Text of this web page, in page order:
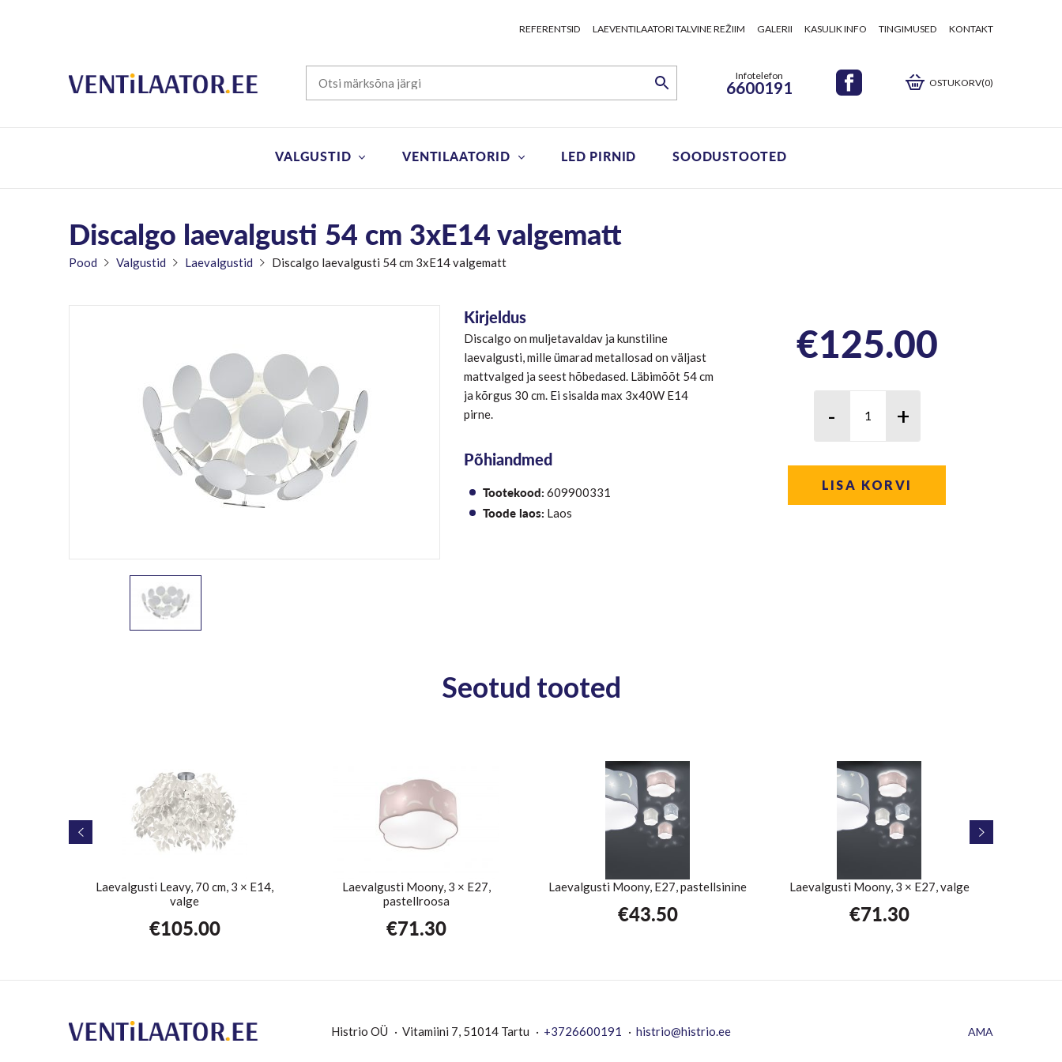
REFERENTSID LAEVENTILAATORI TALVINE REŽIIM GALERII KASULIK INFO TINGIMUSED KONTAKT
Infotelefon
6600191 OSTUKORV(0)
VALGUSTID VENTILAATORID LED PIRNID SOODUSTOOTED
Discalgo laevalgusti 54 cm 3xE14 valgematt
Pood Valgustid Laevalgustid Discalgo laevalgusti 54 cm 3xE14 valgematt
Kirjeldus
Discalgo on muljetavaldav ja kunstiline
laevalgusti, mille ümarad metallosad on väljast
mattvalged ja seest hõbedased. Läbimõõt 54 cm
ja kõrgus 30 cm. Ei sisalda max 3x40W E14
pirne.
Põhiandmed
Tootekood: 609900331
Toode laos: Laos
€125.00
LISA KORVI
Seotud tooted
Laevalgusti Leavy, 70 cm, 3 × E14,
valge
€105.00
Laevalgusti Moony, 3 × E27,
pastellroosa
€71.30
Laevalgusti Moony, E27, pastellsinine
€43.50
Laevalgusti Moony, 3 × E27, valge
€71.30
Histrio OÜ Vitamiini 7, 51014 Tartu +3726600191 histrio@histrio.ee AMA